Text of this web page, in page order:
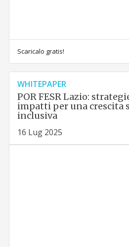
Scaricalo gratis!
WHITEPAPER
POR FESR Lazio:
impatti per una crescita
inclusiva
16 Lug 2025